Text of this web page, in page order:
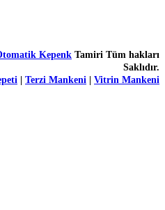
Kepenk Tamiri Tüm hakları
Saklıdır.
| Terzi Mankeni | Vitrin Mankeni